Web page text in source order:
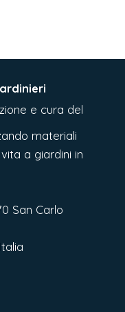
e cura del
materiali
a giardini in
San Carlo